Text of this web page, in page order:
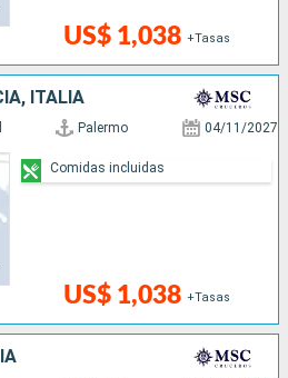
US$ 1,038 +Tasas
ITALIA
Palermo 04/11/2027
US$ 1,038 +Tasas
Comidas incluidas